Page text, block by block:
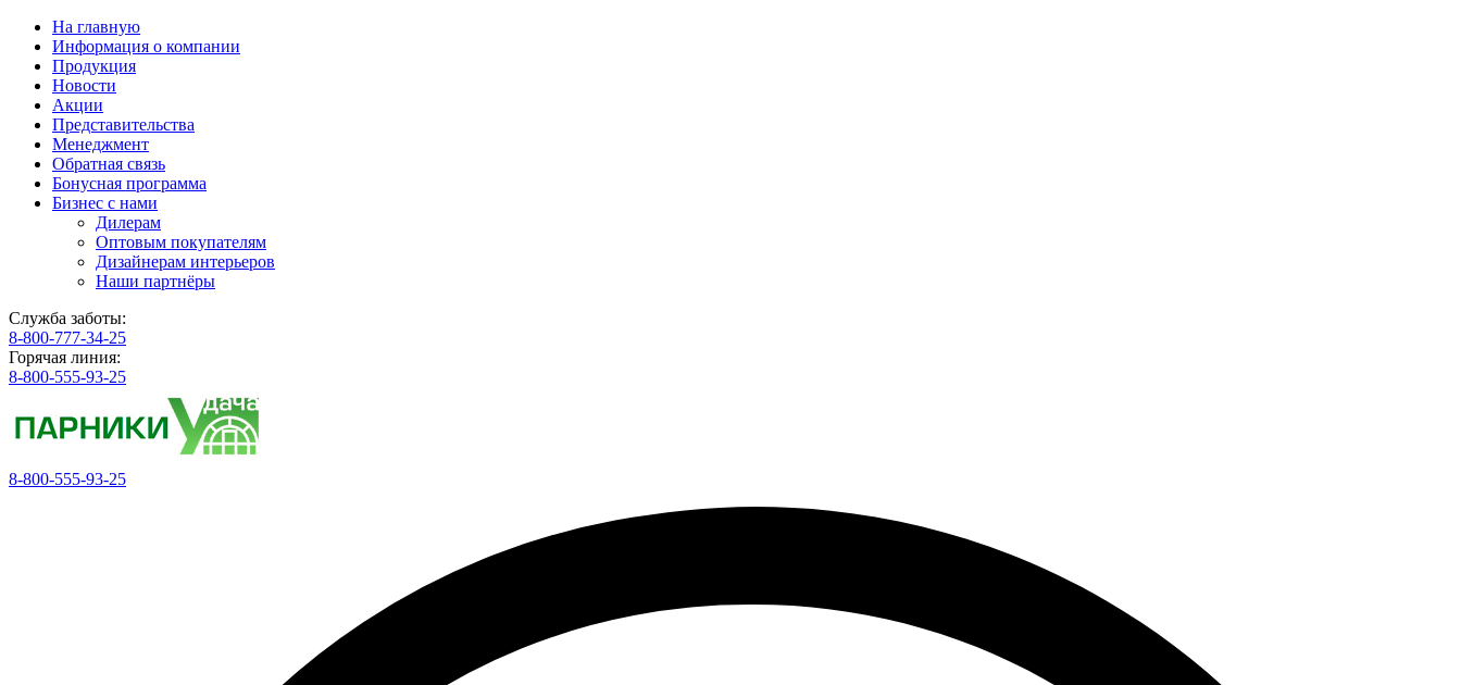
На главную
Информация о компании
Продукция
Новости
Акции
Представительства
Менеджмент
Обратная связь
Бонусная программа
Бизнес с нами
Дилерам
Оптовым покупателям
Дизайнерам интерьеров
Наши партнёры
Служба заботы:
8-800-777-34-25
Горячая линия:
8-800-555-93-25
8-800-555-93-25